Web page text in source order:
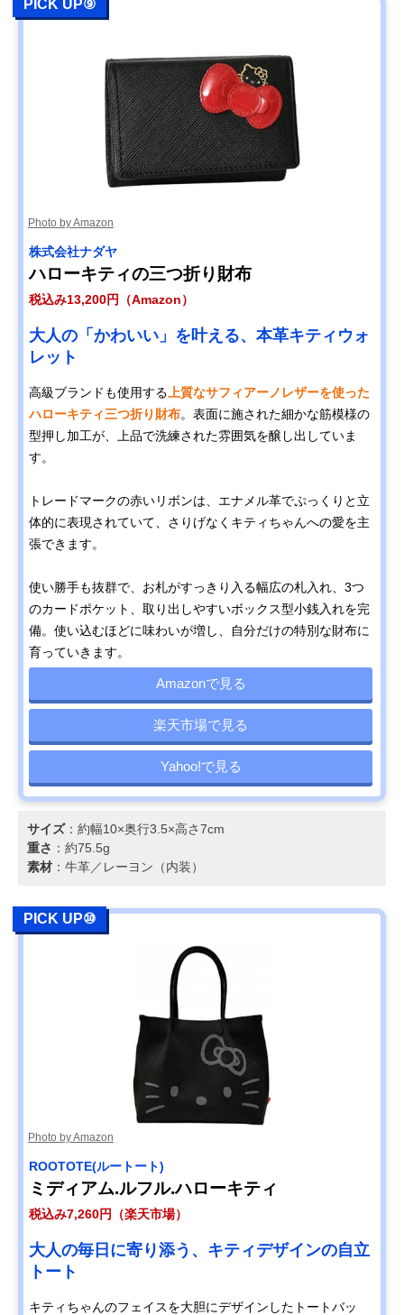
PICK UP⑨
Photo by Amazon
株式会社ナダヤ
ハローキティの三つ折り財布
税込み13,200円（Amazon）
大人の「かわいい」を叶える、本革キティウォ
レット
高級ブランドも使用する 上質なサフィアーノレザーを使った
ハローキティ三つ折り財布。表面に施された細かな筋模様の
型押し加工が、上品で洗練された雰囲気を醸し出していま
す。
トレードマークの赤いリボンは、エナメル革でぷっくりと立
体的に表現されていて、さりげなくキティちゃんへの愛を主
張できます。
使い勝手も抜群で、お札がすっきり入る幅広の札入れ、3つ
のカードポケット、取り出しやすいボックス型小銭入れを完
備。使い込むほどに味わいが増し、自分だけの特別な財布に
育っていきます。
Amazonで見る
楽天市場で見る
Yahoo!で見る
サイズ：約幅10×奥行3.5×高さ7cm
重さ ：約75.5g
素材 ：牛革／レーヨン（内装）
PICK UP⑩
Photo by Amazon
ROOTOTE(ルートート)
ミディアム.ルフル.ハローキティ
税込み7,260円（楽天市場）
大人の毎日に寄り添う、キティデザインの自立
トート
キティちゃんのフェイスを大胆にデザインしたトートバッ